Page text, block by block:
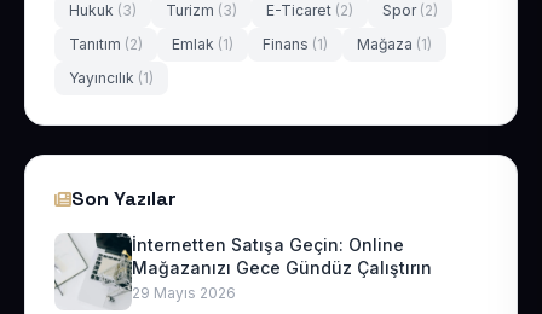
Hukuk (3) Turizm (3) E-Ticaret (2) Spor (2)
Tanıtım (2) Emlak (1) Finans (1) Mağaza (1)
Yayıncılık (1)
Son Yazılar
İnternetten Satışa Geçin: Online
Mağazanızı Gece Gündüz Çalıştırın
29 Mayıs 2026